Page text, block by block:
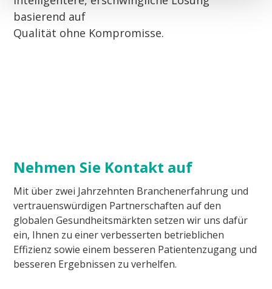
basierend auf
Qualität ohne Kompromisse.
Nehmen Sie Kontakt auf
Mit über zwei Jahrzehnten Branchenerfahrung und
vertrauenswürdigen Partnerschaften auf den
globalen Gesundheitsmärkten setzen wir uns dafür
ein, Ihnen zu einer verbesserten betrieblichen
Effizienz sowie einem besseren Patientenzugang und
besseren Ergebnissen zu verhelfen.